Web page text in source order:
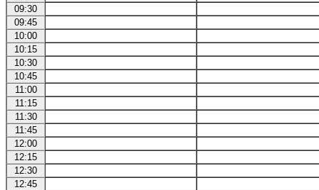
09:30
09:45
10:00
10:15
10:30
10:45
11:00
11:15
11:30
11:45
12:00
12:15
12:30
12:45